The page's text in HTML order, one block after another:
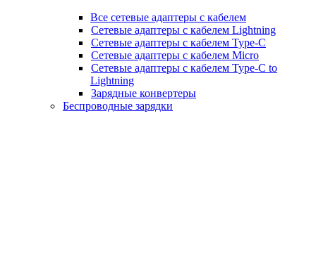
Все сетевые адаптеры с кабелем
Сетевые адаптеры с кабелем Lightning
Сетевые адаптеры с кабелем Type-C
Сетевые адаптеры с кабелем Micro
Сетевые адаптеры с кабелем Type-C to
Lightning
Зарядные конвертеры
Беспроводные зарядки